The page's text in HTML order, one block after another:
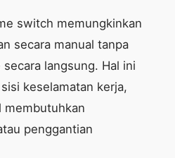
switch memungkinkan
secara manual tanpa
langsung. Hal ini
keselamatan kerja,
membutuhkan
penggantian